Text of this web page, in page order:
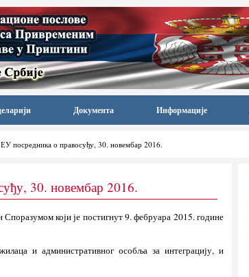
Документа Информације
посредника о правосуђу, 30. новембар 2016.
30. новембар 2016.
који је постигнут 9. фебруара 2015. године
и административног особља за интеграцију, и